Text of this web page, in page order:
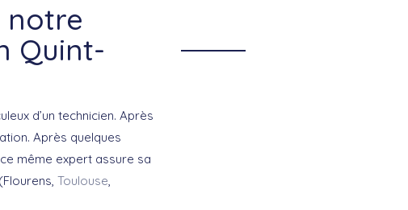
notre
Quint-
d’un technicien. Après
Après quelques
même expert assure sa
Toulouse,